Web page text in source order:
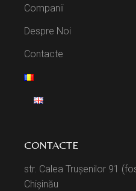
Companii
Despre Noi
Contacte
CONTACTE
str. Calea Trușenilor 91
Chișinău